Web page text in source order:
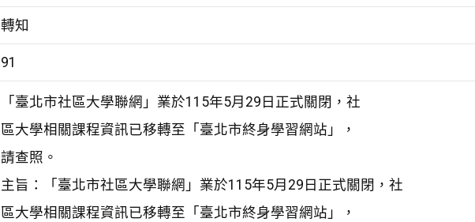
轉知
91
「臺北市社區大學聯網」業於115年5月29日正式關閉，社
區大學相關課程資訊已移轉至「臺北市終身學習網站」，
請查照。
主旨：「臺北市社區大學聯網」業於115年5月29日正式關閉，社
區大學相關課程資訊已移轉至「臺北市終身學習網站」，